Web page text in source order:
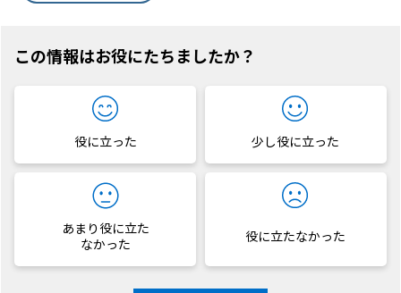
この情報はお役にたちましたか？
役に立った 少し役に立った
あまり役に立た
なかった
役に立たなかった